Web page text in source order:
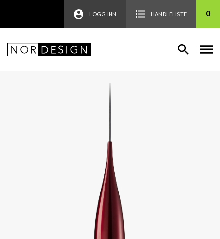
LOGG INN HANDLELISTE 0